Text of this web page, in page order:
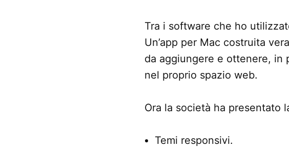
Tra i software che ho
Un’app per Mac costruita
da aggiungere e ottenere, in
nel proprio spazio web.
Ora la società ha presentato
Temi responsivi.